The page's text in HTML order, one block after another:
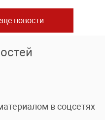
новости
в соцсетях